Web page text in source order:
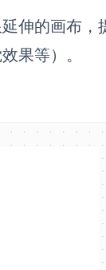
伸的画布，
果等）。